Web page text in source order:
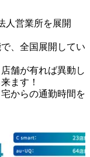
人営業所を展開
、全国展開してい
舗が有れば異動し
ます！
からの通勤時間を